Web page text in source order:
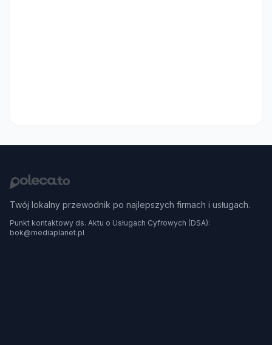
Twój lokalny przewodnik po najlepszych firmach i usługach.
Punkt kontaktowy ds. Aktu o Usługach Cyfrowych (DSA):
bok@mediaplanet.pl